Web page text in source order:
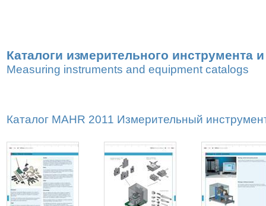
Каталоги измерительного инструмента
Measuring instruments and equipment catalogs
Каталог MAHR 2011 Измерительный